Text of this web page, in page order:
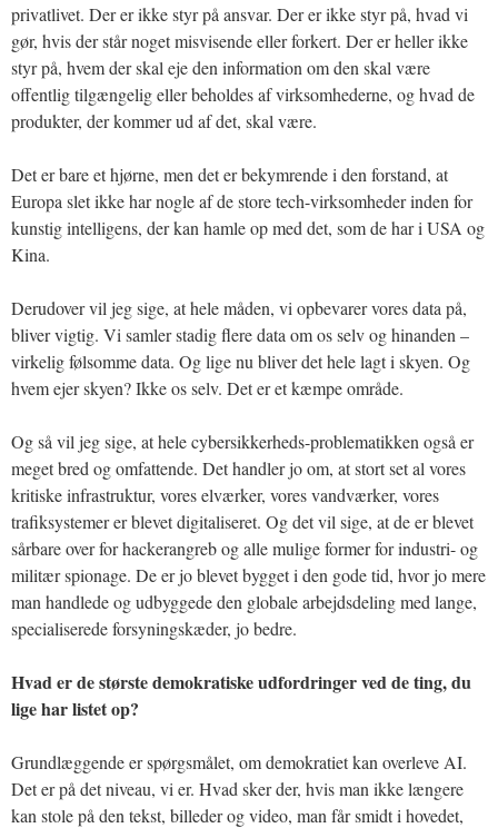
privatlivet. Der er ikke styr på ansvar. Der er ikke styr på, hvad vi
gør, hvis der står noget misvisende eller forkert. Der er heller ikke
styr på, hvem der skal eje den information om den skal være
offentlig tilgængelig eller beholdes af virksomhederne, og hvad de
produkter, der kommer ud af det, skal være.
Det er bare et hjørne, men det er bekymrende i den forstand, at
Europa slet ikke har nogle af de store tech-virksomheder inden for
kunstig intelligens, der kan hamle op med det, som de har i USA og
Kina.
Derudover vil jeg sige, at hele måden, vi opbevarer vores data på,
bliver vigtig. Vi samler stadig flere data om os selv og hinanden –
virkelig følsomme data. Og lige nu bliver det hele lagt i skyen. Og
hvem ejer skyen? Ikke os selv. Det er et kæmpe område.
Og så vil jeg sige, at hele cybersikkerheds-problematikken også er
meget bred og omfattende. Det handler jo om, at stort set al vores
kritiske infrastruktur, vores elværker, vores vandværker, vores
trafiksystemer er blevet digitaliseret. Og det vil sige, at de er blevet
sårbare over for hackerangreb og alle mulige former for industri- og
militær spionage. De er jo blevet bygget i den gode tid, hvor jo mere
man handlede og udbyggede den globale arbejdsdeling med lange,
specialiserede forsyningskæder, jo bedre.
Hvad er de største demokratiske udfordringer ved de ting, du
lige har listet op?
Grundlæggende er spørgsmålet, om demokratiet kan overleve AI.
Det er på det niveau, vi er. Hvad sker der, hvis man ikke længere
kan stole på den tekst, billeder og video, man får smidt i hovedet,